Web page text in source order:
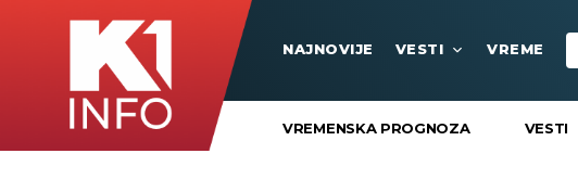
NAJNOVIJE VESTI VREME
VREMENSKA PROGNOZA VESTI